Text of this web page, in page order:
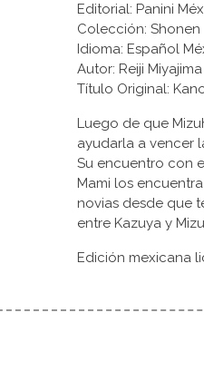
Editorial: Panini
Colección: Shonen
Idioma: Español
Autor: Reiji Miyajima
Título Original:
Luego de que
ayudarla a vencer
Su encuentro con
Mami los
novias desde que
entre Kazuya y
Edición mexicana